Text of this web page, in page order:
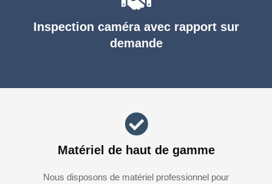
Inspection caméra avec rapport sur
demande
Matériel de haut de gamme
Nous disposons de matériel professionnel pour